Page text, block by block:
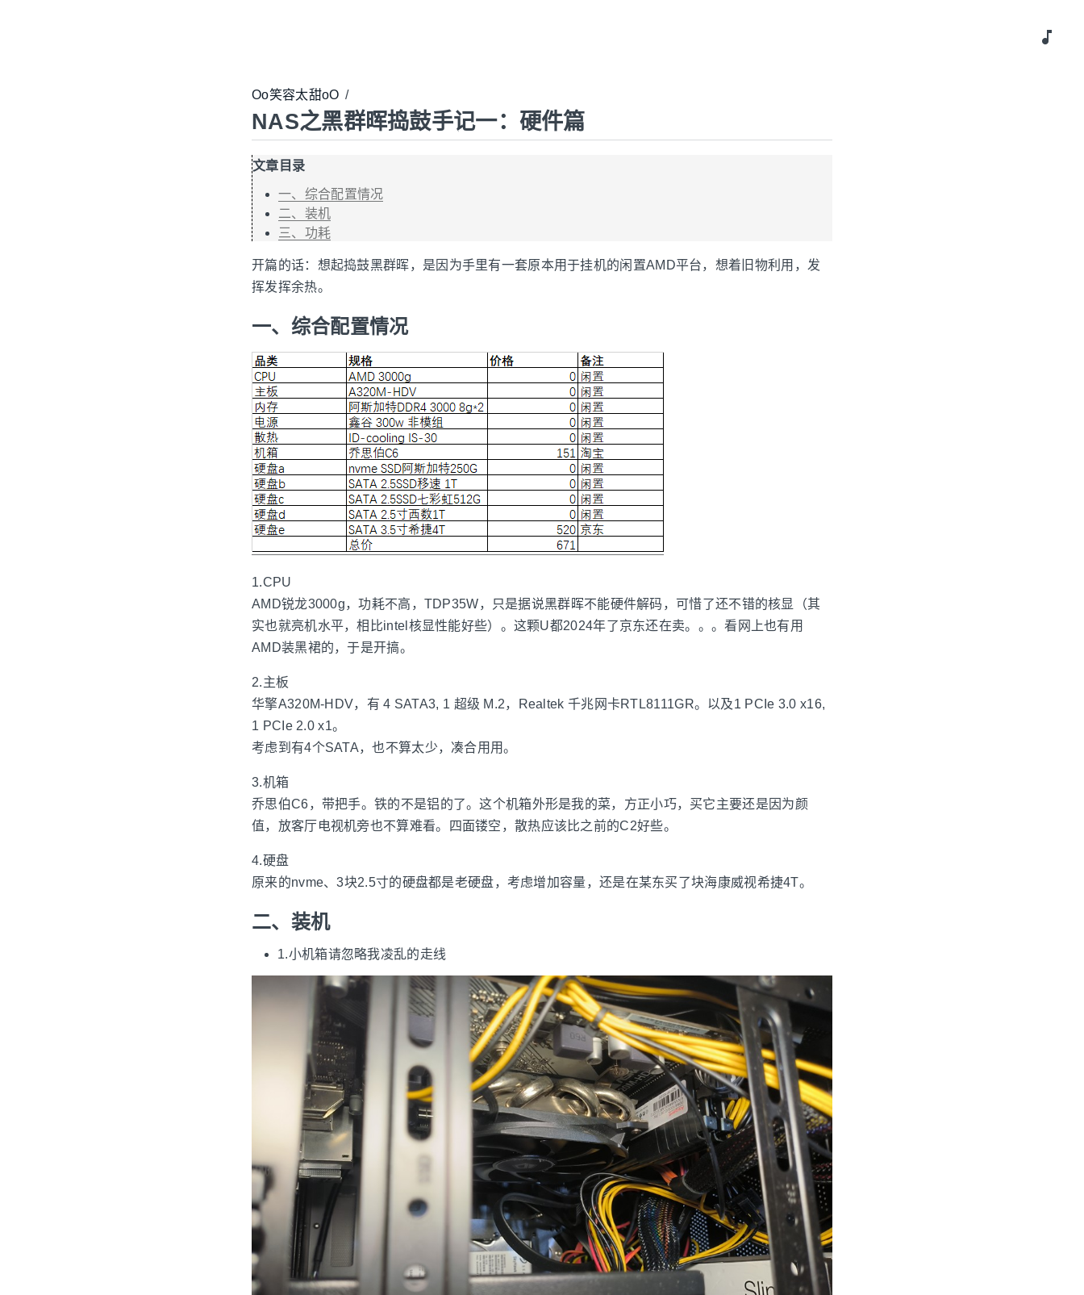
music_note
Oo笑容太甜oO /
NAS之黑群晖捣鼓手记一：硬件篇
文章目录
一、综合配置情况
二、装机
三、功耗
开篇的话：想起捣鼓黑群晖，是因为手里有一套原本用于挂机的闲置AMD平台，想着旧物利用，发
挥发挥余热。
一、综合配置情况
1.CPU
AMD锐龙3000g，功耗不高，TDP35W，只是据说黑群晖不能硬件解码，可惜了还不错的核显（其
实也就亮机水平，相比intel核显性能好些）。这颗U都2024年了京东还在卖。。。看网上也有用
AMD装黑裙的，于是开搞。
2.主板
华擎A320M-HDV，有 4 SATA3, 1 超级 M.2，Realtek 千兆网卡RTL8111GR。以及1 PCIe 3.0 x16,
1 PCIe 2.0 x1。
考虑到有4个SATA，也不算太少，凑合用用。
3.机箱
乔思伯C6，带把手。铁的不是铝的了。这个机箱外形是我的菜，方正小巧，买它主要还是因为颜
值，放客厅电视机旁也不算难看。四面镂空，散热应该比之前的C2好些。
4.硬盘
原来的nvme、3块2.5寸的硬盘都是老硬盘，考虑增加容量，还是在某东买了块海康威视希捷4T。
二、装机
1.小机箱请忽略我凌乱的走线